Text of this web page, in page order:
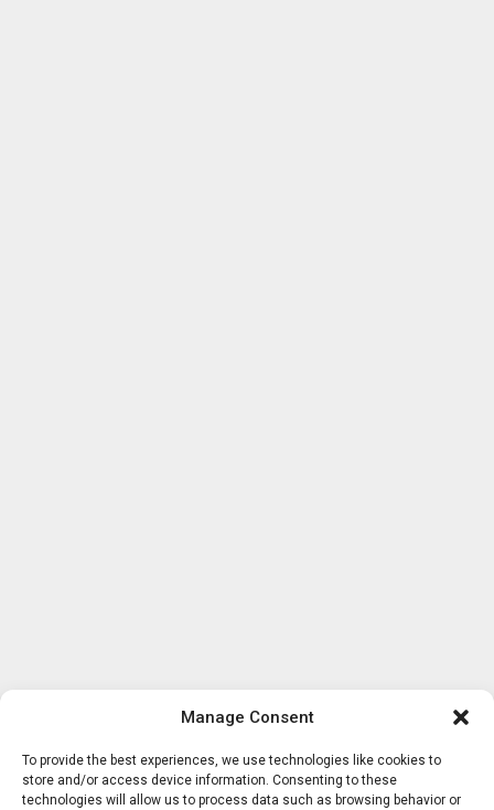
Manage Consent
To provide the best experiences, we use technologies like cookies to
store and/or access device information. Consenting to these
technologies will allow us to process data such as browsing behavior or